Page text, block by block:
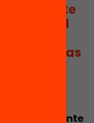
en el
y el
a las
la
activamente